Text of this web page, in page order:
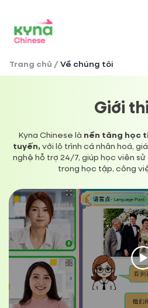
Trang chủ / Về chúng tôi
Giới
Kyna Chinese là nền tảng học
tuyến, với lộ trình cá nhân hoá,
nghệ hỗ trợ 24/7, giúp học viên
trong học tập, công